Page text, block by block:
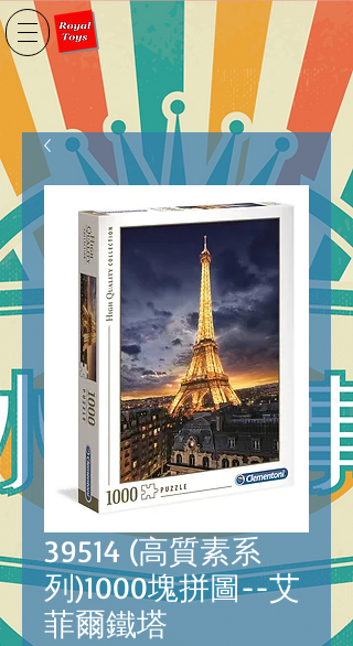
39514 (高質素系
列)1000塊拼圖--艾
菲爾鐵塔